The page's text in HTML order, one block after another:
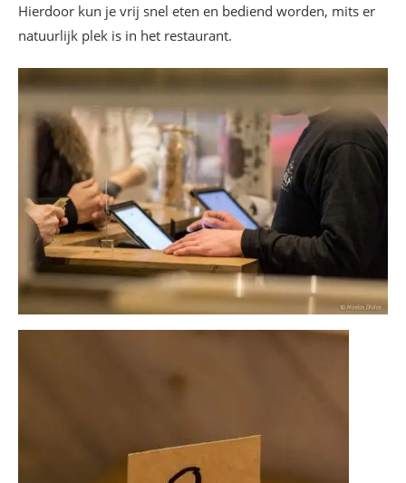
Hierdoor kun je vrij snel eten en bediend worden, mits er
natuurlijk plek is in het restaurant.